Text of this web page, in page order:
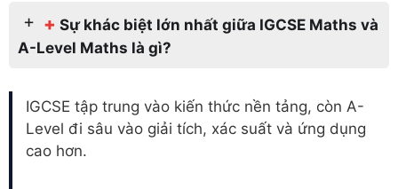
+ Sự khác biệt lớn nhất giữa IGCSE Maths và
A-Level Maths là gì?
IGCSE tập trung vào kiến thức nền tảng, còn A-
Level đi sâu vào giải tích, xác suất và ứng dụng
cao hơn.